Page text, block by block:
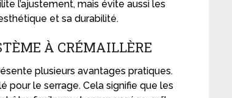
l’ajustement, mais évite aussi les
et sa durabilité.
À CRÉMAILLÈRE
plusieurs avantages pratiques.
pour le serrage. Cela signifie que les